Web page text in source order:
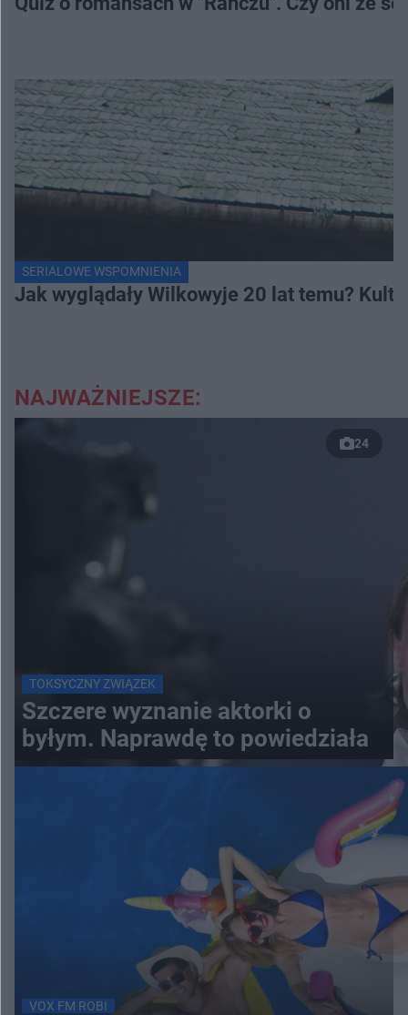
SERIALOWE WSPOMNIENIA
Jak wyglądały Wilkowyje 20 lat temu?
NAJWAŻNIEJSZE:
24
TOKSYCZNY ZWIĄZEK
Szczere wyznanie aktorki o
byłym. Naprawdę to powiedziała
VOX FM ROBI